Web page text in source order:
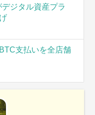
ジタル資産プラ
支払いを全店舗